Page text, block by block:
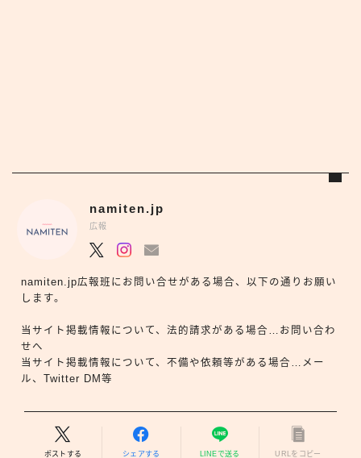
namiten.jp
広報
namiten.jp広報班にお問い合せがある場合、以下の通りお願い
します。
当サイト掲載情報について、法的請求がある場合…お問い合わ
せへ
当サイト掲載情報について、不備や依頼等がある場合…メー
ル、Twitter DM等
ポストする シェアする LINEで送る URLをコピー